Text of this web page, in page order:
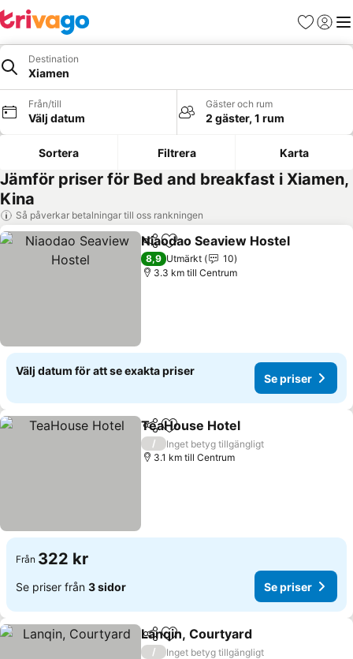
Favoriter
Logga
Destination
Xiamen
Från/till
Välj datum
Gäster och rum
2 gäster, 1 rum
Sortera Filtrera Karta
Jämför priser för Bed and breakfast i Xiamen,
Kina
Så påverkar betalningar till oss rankningen
Dela Lägg till i Mina Favoriter
Niaodao Seaview Hostel
8,9 Utmärkt
10
3.3 km till Centrum
Välj datum för att se exakta priser
Se priser
Dela Lägg till i Mina Favoriter
TeaHouse Hotel
/
Inget betyg tillgängligt
3.1 km till Centrum
Från 322 kr
Se priser från 3 sidor Se priser
Dela Lägg till i Mina Favoriter
Lanqin, Courtyard
/
Inget betyg tillgängligt